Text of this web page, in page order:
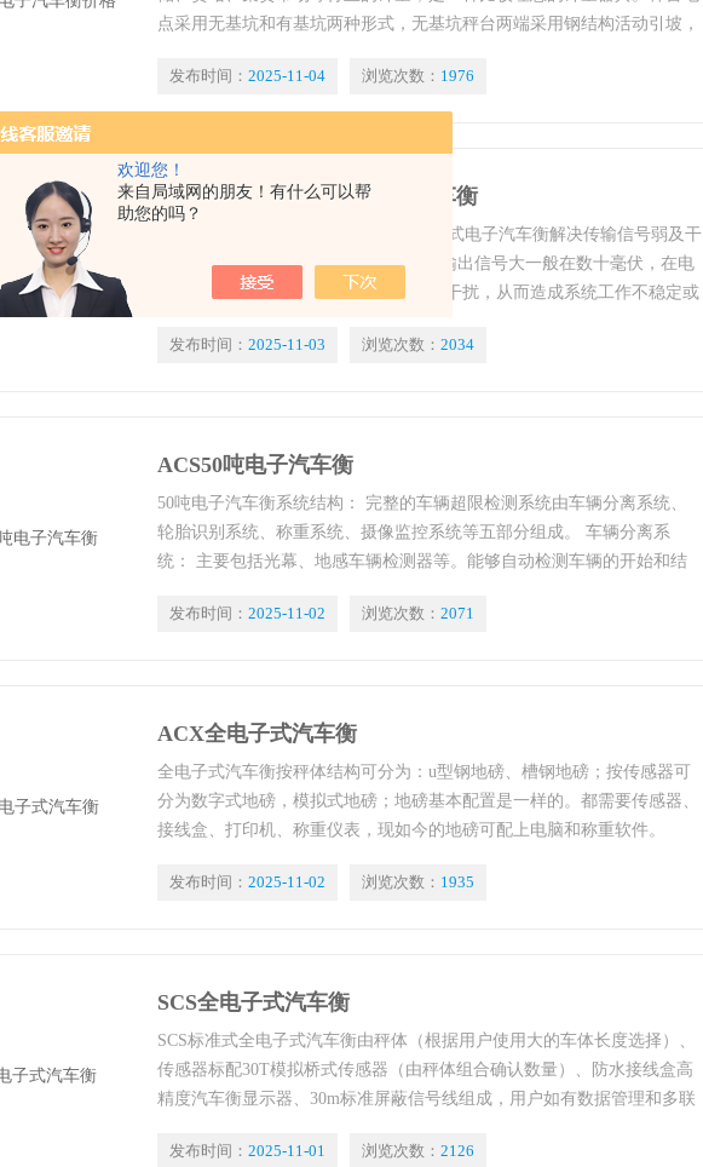
欢迎您！
来自局域网的朋友！有什么可以帮
助您的吗？
点采用无基坑和有基坑两种形式，无基坑秤台两端采用钢结构活动引坡，
起，秤台一次安装就位；有基坑采用混凝土浇铸。
发布时间： 2025-11-04 浏览次数： 1976
ACX安阳/开封/漯河电子式汽车衡
安阳/开封/漯河电子式汽车衡 特点 数字式电子汽车衡解决传输信号弱及干
扰问题--数字化通讯①模拟式传感器的输出信号大一般在数十毫伏，在电
缆传输这些弱信号过程中，很容易受到干扰，从而造成系统工作不稳定或
力远大于模拟信号数百倍，解决传输信号弱及干扰问题。
发布时间： 2025-11-03 浏览次数： 2034
ACS50吨电子汽车衡
50吨电子汽车衡系统结构： 完整的车辆超限检测系统由车辆分离系统、
轮胎识别系统、称重系统、摄像监控系统等五部分组成。 车辆分离系
统： 主要包括光幕、地感车辆检测器等。能够自动检测车辆的开始和结
发布时间： 2025-11-02 浏览次数： 2071
ACX全电子式汽车衡
全电子式汽车衡按秤体结构可分为：u型钢地磅、槽钢地磅；按传感器可
分为数字式地磅，模拟式地磅；地磅基本配置是一样的。都需要传感器、
接线盒、打印机、称重仪表，现如今的地磅可配上电脑和称重软件。
发布时间： 2025-11-02 浏览次数： 1935
SCS全电子式汽车衡
SCS标准式全电子式汽车衡由秤体（根据用户使用大的车体长度选择）、
传感器标配30T模拟桥式传感器（由秤体组合确认数量）、防水接线盒高
精度汽车衡显示器、30m标准屏蔽信号线组成，用户如有数据管理和多联
足功能。能深入应用到生产过程的监控和企业的综合数据系统管理中，满
发布时间： 2025-11-01 浏览次数： 2126